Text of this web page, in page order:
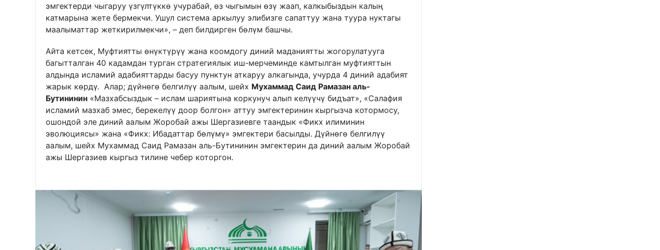
эмгектерди чыгаруу үзгүлтүккө учурабай, өз чыгымын өзү жаап, калкыбыздын калың
катмарына жете бермекчи. Ушул система аркылуу элибизге сапаттуу жана туура нуктагы
маалыматтар жеткирилмекчи», – деп билдирген бөлүм башчы.
Айта кетсек, Муфтиятты өнүктүрүү жана коомдогу диний маданиятты жогорулатууга
багытталган 40 кадамдан турган стратегиялык иш-мерчеминде камтылган муфтияттын
алдында исламий адабияттарды басуу пунктун аткаруу алкагында, учурда 4 диний адабият
жарык көрдү. Алар; дүйнөгө белгилүү аалым, шейх Мухаммад Саид Рамазан аль-
Бутининин «Мазхабсыздык – ислам шариятына коркунуч алып келүүчү бидъат», «Салафия
исламий мазхаб эмес, берекелүү доор болгон» аттуу эмгектеринин кыргызча котормосу,
ошондой эле диний аалым Жоробай ажы Шергазиевге таандык «Фикх илиминин
эволюциясы» жана «Фикх: Ибадаттар бөлүмү» эмгектери басылды. Дүйнөгө белгилүү
аалым, шейх Мухаммад Саид Рамазан аль-Бутининин эмгектерин да диний аалым Жоробай
ажы Шергазиев кыргыз тилине чебер которгон.